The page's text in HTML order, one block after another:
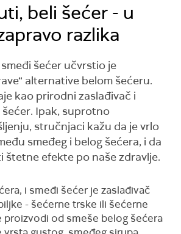
beli šećer - u
razlika
šećer učvrstio je
alternative belom šećeru.
kao prirodni zaslađivač i
šećer. Ipak, suprotno
stručnjaci kažu da je vrlo
smeđeg i belog šećera, i da
štetne efekte po naše zdravlje.
i smeđi šećer je zaslađivač
- šećerne trske ili šećerne
proizvodi od smeše belog šećera